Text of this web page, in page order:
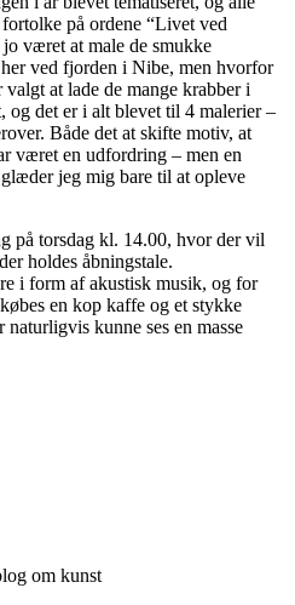
på ordene “Livet ved
været at male de smukke
ved fjorden i Nibe, men hvorfor
at lade de mange krabber i
det er i alt blevet til 4 malerier –
Både det at skifte motiv, at
været en udfordring – men en
jeg mig bare til at opleve
på torsdag kl. 14.00, hvor der vil
holdes åbningstale.
i form af akustisk musik, og for
en kop kaffe og et stykke
kunne ses en masse